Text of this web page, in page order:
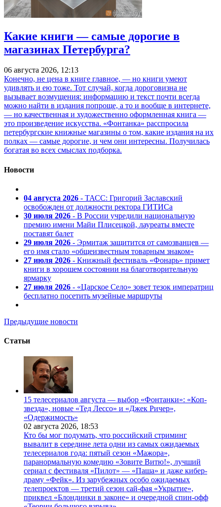
Какие книги — самые дорогие в
магазинах Петербурга?
06 августа 2026, 12:13
Конечно, не цена в книге главное, — но книги умеют
удивлять и ею тоже. Тот случай, когда дороговизна не
вызывает возмущения: информацию и текст почти всегда
можно найти в издания попроще, а то и вообще в интернете,
— но качественная и художественно оформленная книга —
это произведение искусства. «Фонтанка» расспросила
петербургские книжные магазины о том, какие издания на их
полках — самые дорогие, и чем они интересны. Получилась
богатая во всех смыслах подборка.
Новости
04 августа 2026 - ТАСС: Григорий Заславский
освобожден от должности ректора ГИТИСа
30 июля 2026 - В России учредили национальную
премию имени Майи Плисецкой, лауреаты вместе
поставят балет
29 июля 2026 - Эрмитаж защитится от самозванцев —
его имя стало «общеизвестным товарным знаком»
27 июля 2026 - Книжный фестиваль «Фонарь» примет
книги в хорошем состоянии на благотворительную
ярмарку
27 июля 2026 - «Царское Село» зовет тезок императриц
бесплатно посетить музейные маршруты
Предыдущие новости
Статьи
15 телесериалов августа — выбор «Фонтанки»: «Коп-
звезда», новые «Тед Лессо» и «Джек Ричер»,
«Одержимость»
02 августа 2026, 18:53
Кто бы мог подумать, что российский стриминг
вывалит в середине лета одни из самых ожидаемых
телесериалов года: пятый сезон «Мажора»,
паранормальную комедию «Зовите Витю!», лучший
сериал с фестиваля «Пилот» — «Паша» и даже кибер-
драму «Фейк». Из зарубежных особо ожидаемых
телепроектов — третий сезон сай-фая «Укрытие»,
приквел «Блондинки в законе» и очередной спин-офф